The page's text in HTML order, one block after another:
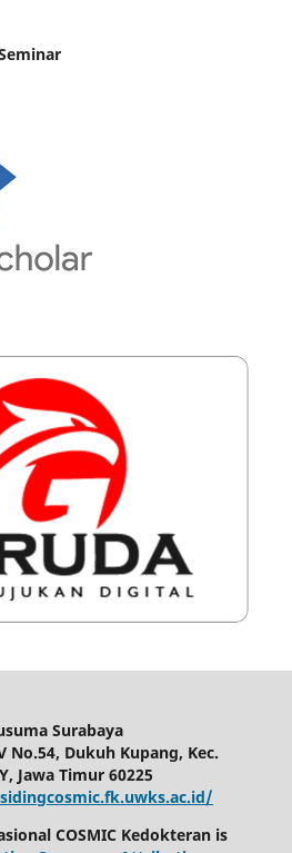
Surabaya
No.54, Dukuh Kupang, Kec.
Jawa Timur 60225
COSMIC Kedokteran is